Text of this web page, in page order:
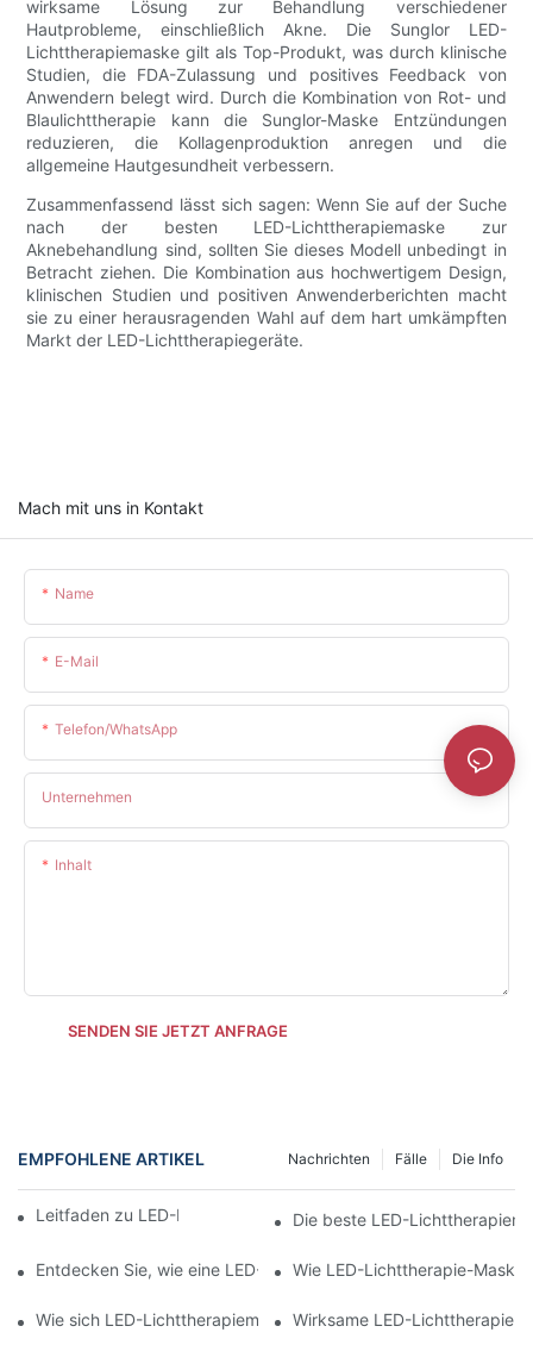
wirksame Lösung zur Behandlung verschiedener
Hautprobleme, einschließlich Akne. Die Sunglor LED-
Lichttherapiemaske gilt als Top-Produkt, was durch klinische
Studien, die FDA-Zulassung und positives Feedback von
Anwendern belegt wird. Durch die Kombination von Rot- und
Blaulichttherapie kann die Sunglor-Maske Entzündungen
reduzieren, die Kollagenproduktion anregen und die
allgemeine Hautgesundheit verbessern.
Zusammenfassend lässt sich sagen: Wenn Sie auf der Suche
nach der besten LED-Lichttherapiemaske zur
Aknebehandlung sind, sollten Sie dieses Modell unbedingt in
Betracht ziehen. Die Kombination aus hochwertigem Design,
klinischen Studien und positiven Anwenderberichten macht
sie zu einer herausragenden Wahl auf dem hart umkämpften
Markt der LED-Lichttherapiegeräte.
Mach mit uns in Kontakt
Name
E-Mail
Telefon/WhatsApp
Unternehmen
Inhalt
SENDEN SIE JETZT ANFRAGE
EMPFOHLENE ARTIKEL Die Info
Fälle
Nachrichten
Leitfaden zu LED-LichttherapiemaskenDie beste LED-
Entdecken Sie, wie eine LED-Lichttherapiemaske Ihre Haut
Wie LED-Lichttherapie-
Wie sich LED-Lichttherapiemasken im Vergleich zu anderen
Wirksame LED-